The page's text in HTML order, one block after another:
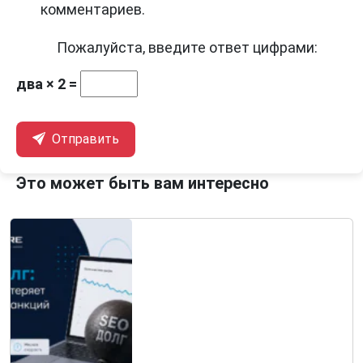
комментариев.
Пожалуйста, введите ответ цифрами:
два × 2 =
Отправить
Это может быть вам интересно